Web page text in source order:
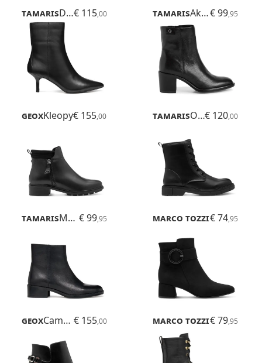
Tamaris Delita€ 115,00 Tamaris Akaria€ 99,95
GeoxKleopy€ 155,00 Tamaris Osma€ 120,00
Tamaris Marly € 99,95 Marco Tozzi Badie
€ 74,95
Geox Camexia € 155,00 Marco Tozzi Kowa
€ 79,95